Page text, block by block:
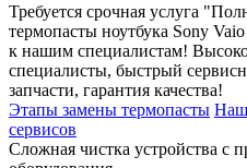
Требуется срочная услуга
термопасты ноутбука Sony
к нашим специалистам!
специалисты, быстрый
запчасти, гарантия качества!
Этапы замены термопасты
сервисов
Сложная чистка устройства с